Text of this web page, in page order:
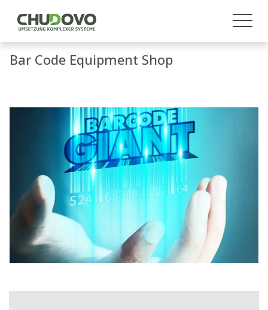
Bar Code Equipment Shop